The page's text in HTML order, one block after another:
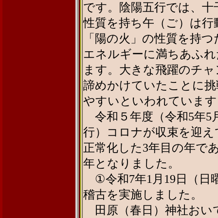
です。陰陽五行では、
性質を持ち午（ご）は
「陽の火」の性質を持
エネルギーに満ちあふ
ます。大きな飛躍のチ
諦めかけていたことに
やすいといわれていま
令和５年度（令和5年5
行）コロナが収束を迎
正常化した3年目の年で
年となりました。
①令和7年1月19日（日
稽古を実施しました。
田原（春日）神社おい